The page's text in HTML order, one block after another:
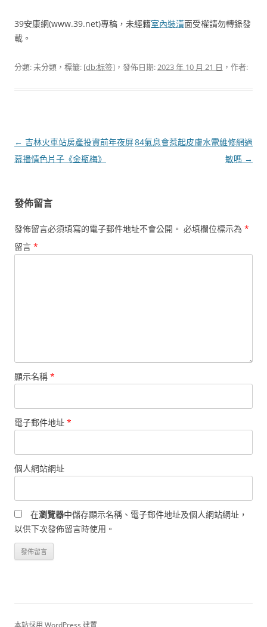
39安康網(www.39.net)專稿，未經籍室內裝潢面受權請勿轉錄發
載。
分類: 未分類，標籤: [db:标签] ，發佈日期:2023 年 10 月 21 日 ，作者:
文
章
← 吉林火車站房產投資前年夜屏
幕播情色片子《金瓶梅》
84氣息會惹起皮膚水電維修網過
敏嗎 →
發佈留言
發佈留言必須填寫的電子郵件地址不會公開。 必填欄位標示為 *
留言 *
顯示名稱 *
電子郵件地址 *
個人網站網址
在瀏覽器中儲存顯示名稱、電子郵件地址及個人網站網址，
以供下次發佈留言時使用。
本站採用 WordPress 建置